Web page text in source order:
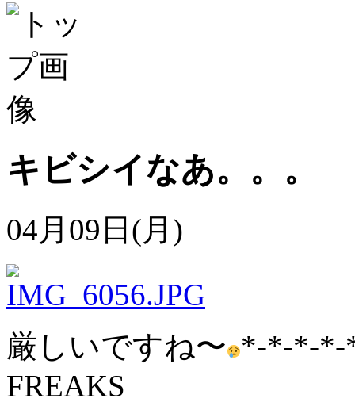
キビシイなあ。。。
04月09日(月)
厳しいですね〜 *-*-*-
FREAKS